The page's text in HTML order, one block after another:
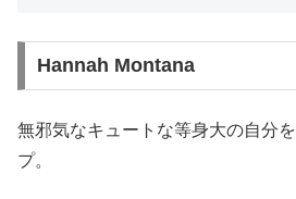
Hannah Montana
無邪気なキュートな等身大の自分
プ。